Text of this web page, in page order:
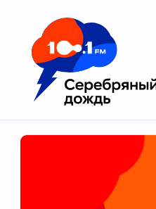
Москва 100.1 FM
Апатиты